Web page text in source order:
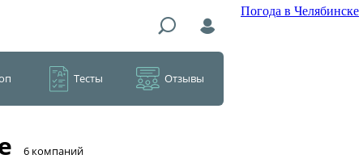
Погода в Челябинске
Тесты Отзывы
​6 компаний